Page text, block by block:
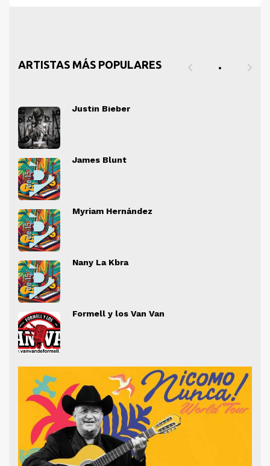
ARTISTAS MÁS POPULARES
Justin Bieber
James Blunt
Myriam Hernández
Nany La Kbra
Formell y los Van Van